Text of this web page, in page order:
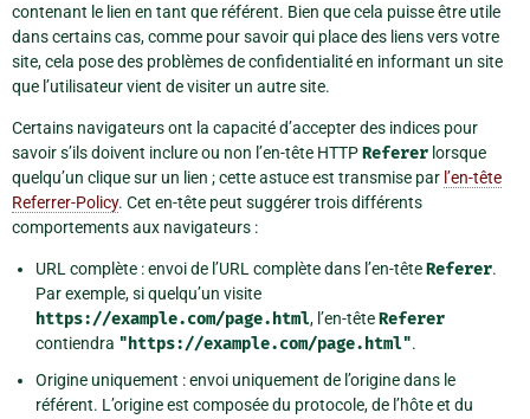
contenant le lien en tant que référent. Bien que cela puisse être utile
dans certains cas, comme pour savoir qui place des liens vers votre
site, cela pose des problèmes de confidentialité en informant un site
que l’utilisateur vient de visiter un autre site.
Certains navigateurs ont la capacité d’accepter des indices pour
savoir s’ils doivent inclure ou non l’en-tête HTTPReferer lorsque
quelqu’un clique sur un lien ; cette astuce est transmise par l’en-tête
Referrer-Policy. Cet en-tête peut suggérer trois différents
comportements aux navigateurs :
URL complète : envoi de l’URL complète dans l’en-têteReferer.
Par exemple, si quelqu’un visite
https://example.com/page.html, l’en-têteReferer
contiendra "https://example.com/page.html".
Origine uniquement : envoi uniquement de l’origine dans le
référent. L’origine est composée du protocole, de l’hôte et du